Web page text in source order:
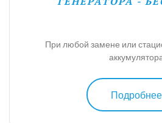
При любой замене или
Подробнее